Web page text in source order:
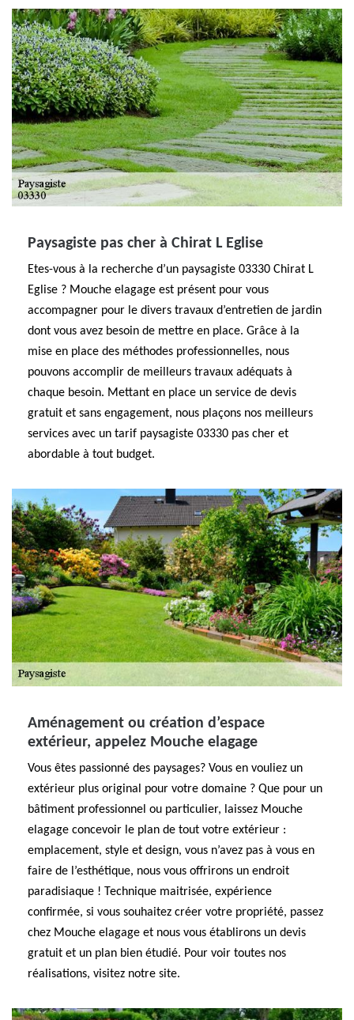
Paysagiste pas cher à Chirat L Eglise
Etes-vous à la recherche d’un paysagiste 03330 Chirat L
Eglise ? Mouche elagage est présent pour vous
accompagner pour le divers travaux d’entretien de jardin
dont vous avez besoin de mettre en place. Grâce à la
mise en place des méthodes professionnelles, nous
pouvons accomplir de meilleurs travaux adéquats à
chaque besoin. Mettant en place un service de devis
gratuit et sans engagement, nous plaçons nos meilleurs
services avec un tarif paysagiste 03330 pas cher et
abordable à tout budget.
Aménagement ou création d’espace
extérieur, appelez Mouche elagage
Vous êtes passionné des paysages? Vous en vouliez un
extérieur plus original pour votre domaine ? Que pour un
bâtiment professionnel ou particulier, laissez Mouche
elagage concevoir le plan de tout votre extérieur :
emplacement, style et design, vous n’avez pas à vous en
faire de l’esthétique, nous vous offrirons un endroit
paradisiaque ! Technique maitrisée, expérience
confirmée, si vous souhaitez créer votre propriété, passez
chez Mouche elagage et nous vous établirons un devis
gratuit et un plan bien étudié. Pour voir toutes nos
réalisations, visitez notre site.